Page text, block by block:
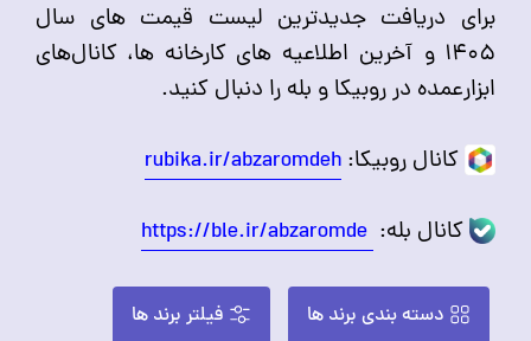
برای دریافت جدیدترین لیست قیمت های سال
۱۴۰۵ و آخرین اطلاعیه های کارخانه ها، کانال‌های
ابزارعمده در روبیکا و بله را دنبال کنید.
کانال روبیکا: rubika.ir/abzaromdeh
کانال بله: